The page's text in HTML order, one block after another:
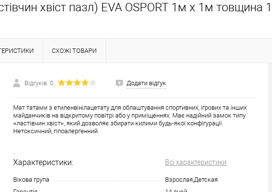
хвіст пазл) EVA OSPORT 1м х 1м товщина
СХОЖІ ТОВАРИ
Відгуків: 0 Додати відгук
Мат татами з етиленвінілацетату для облаштування спортивних, ігрових та інших
майданчиків на відкритому повітрі або у приміщеннях. Має надійний замок типу
«ластівчин хвіст», який дозволяє збирати килими будь-якої конфігурації.
Нетоксичний, гіпоалергенний.
Характеристики: Всі характеристики
Вікова група
Взрослая,Детская